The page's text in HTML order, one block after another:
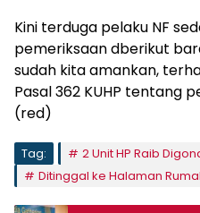
Kini terduga pelaku NF
pemeriksaan dberikut
sudah kita amankan,
Pasal 362 KUHP tentang
(red)
Tag:
2 Unit HP Raib
Ditinggal ke Halaman